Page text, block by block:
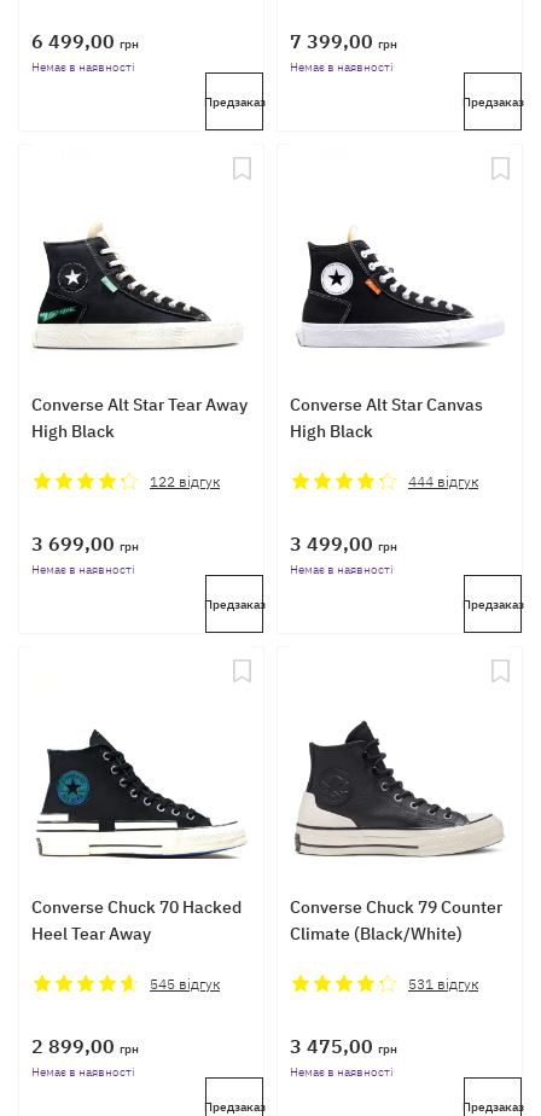
6 499,00 грн
Немає в наявності
Предзаказ
7 399,00 грн
Немає в наявності
Предзаказ
Converse Alt Star Tear Away
High Black
122 відгук
3 699,00 грн
Немає в наявності
Предзаказ
Converse Alt Star Canvas
High Black
444 відгук
3 499,00 грн
Немає в наявності
Предзаказ
Converse Chuck 70 Hacked
Heel Tear Away
545 відгук
2 899,00 грн
Немає в наявності
Предзаказ
Converse Chuck 79 Counter
Climate (Black/White)
531 відгук
3 475,00 грн
Немає в наявності
Предзаказ